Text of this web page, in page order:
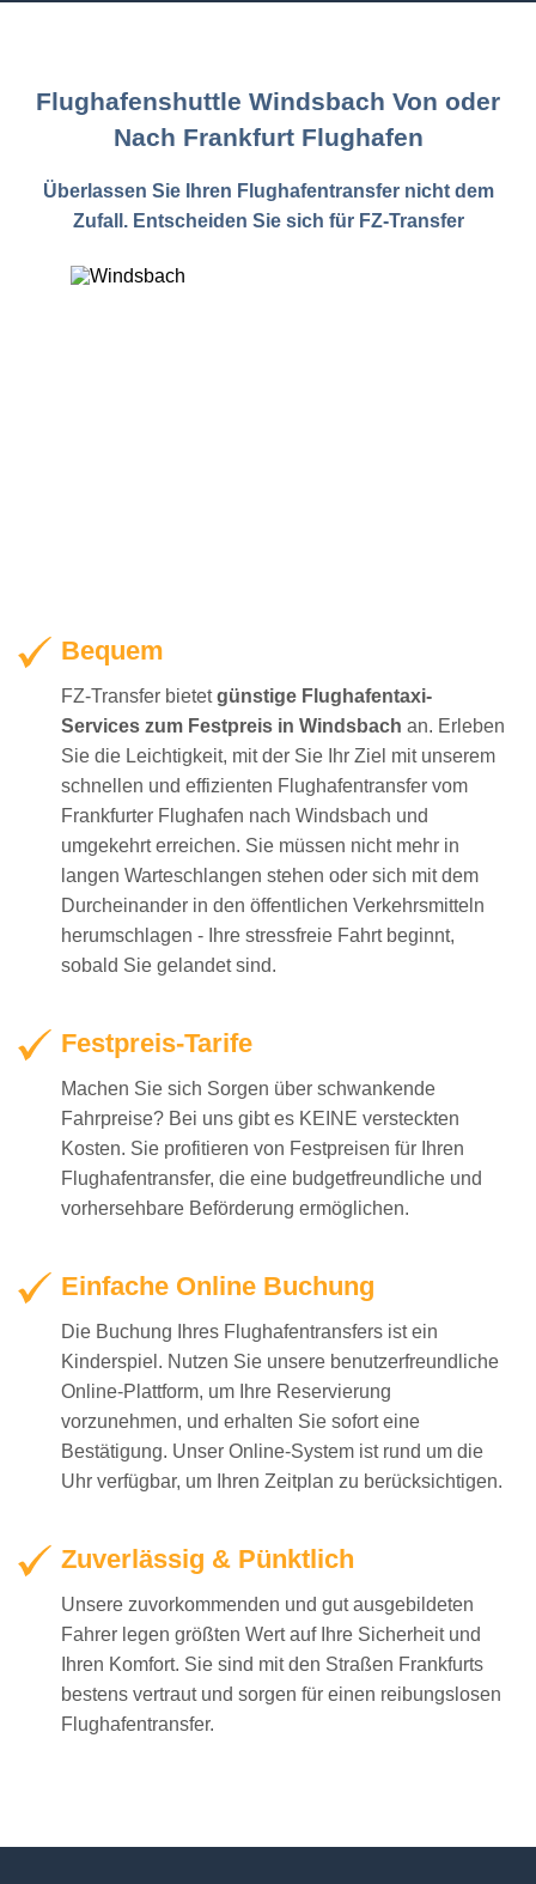
Flughafenshuttle Windsbach Von oder
Nach Frankfurt Flughafen
Überlassen Sie Ihren Flughafentransfer nicht dem
Zufall. Entscheiden Sie sich für FZ-Transfer
Bequem
FZ-Transfer bietetgünstige Flughafentaxi-
Services zum Festpreis in Windsbach an. Erleben
Sie die Leichtigkeit, mit der Sie Ihr Ziel mit unserem
schnellen und effizienten Flughafentransfer vom
Frankfurter Flughafen nach Windsbach und
umgekehrt erreichen. Sie müssen nicht mehr in
langen Warteschlangen stehen oder sich mit dem
Durcheinander in den öffentlichen Verkehrsmitteln
herumschlagen - Ihre stressfreie Fahrt beginnt,
sobald Sie gelandet sind.
Festpreis-Tarife
Machen Sie sich Sorgen über schwankende
Fahrpreise? Bei uns gibt es KEINE versteckten
Kosten. Sie profitieren von Festpreisen für Ihren
Flughafentransfer, die eine budgetfreundliche und
vorhersehbare Beförderung ermöglichen.
Einfache Online Buchung
Die Buchung Ihres Flughafentransfers ist ein
Kinderspiel. Nutzen Sie unsere benutzerfreundliche
Online-Plattform, um Ihre Reservierung
vorzunehmen, und erhalten Sie sofort eine
Bestätigung. Unser Online-System ist rund um die
Uhr verfügbar, um Ihren Zeitplan zu berücksichtigen.
Zuverlässig & Pünktlich
Unsere zuvorkommenden und gut ausgebildeten
Fahrer legen größten Wert auf Ihre Sicherheit und
Ihren Komfort. Sie sind mit den Straßen Frankfurts
bestens vertraut und sorgen für einen reibungslosen
Flughafentransfer.